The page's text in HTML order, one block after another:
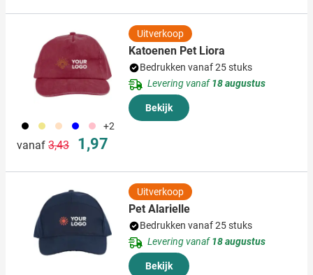
001 013 357 005 017 +2
vanaf Normale prijs
3,43 Speciale prijs
1,97
Uitverkoop
Katoenen Pet Liora
Bedrukken vanaf 25 stuks
Levering vanaf18 augustus
Bekijk
Uitverkoop
Pet Alarielle
Bedrukken vanaf 25 stuks
Levering vanaf18 augustus
Bekijk